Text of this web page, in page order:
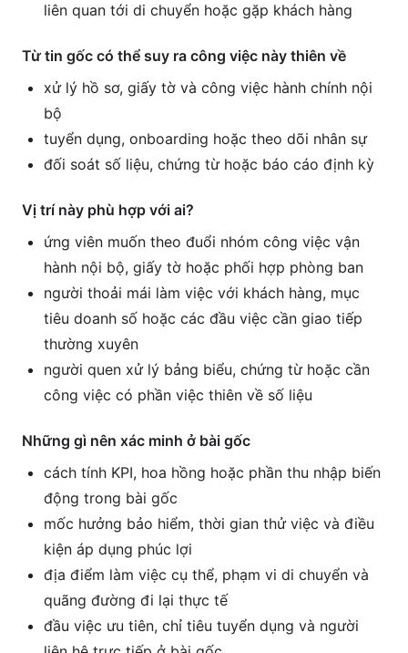
liên quan tới di chuyển hoặc gặp khách hàng
Từ tin gốc có thể suy ra công việc này thiên về
xử lý hồ sơ, giấy tờ và công việc hành chính nội
bộ
tuyển dụng, onboarding hoặc theo dõi nhân sự
đối soát số liệu, chứng từ hoặc báo cáo định kỳ
Vị trí này phù hợp với ai?
ứng viên muốn theo đuổi nhóm công việc vận
hành nội bộ, giấy tờ hoặc phối hợp phòng ban
người thoải mái làm việc với khách hàng, mục
tiêu doanh số hoặc các đầu việc cần giao tiếp
thường xuyên
người quen xử lý bảng biểu, chứng từ hoặc cần
công việc có phần việc thiên về số liệu
Những gì nên xác minh ở bài gốc
cách tính KPI, hoa hồng hoặc phần thu nhập biến
động trong bài gốc
mốc hưởng bảo hiểm, thời gian thử việc và điều
kiện áp dụng phúc lợi
địa điểm làm việc cụ thể, phạm vi di chuyển và
quãng đường đi lại thực tế
đầu việc ưu tiên, chỉ tiêu tuyển dụng và người